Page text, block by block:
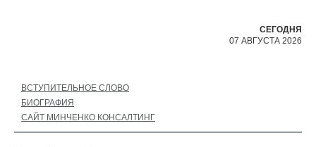
СЕГОДНЯ
07 АВГУСТА 2026
ВСТУПИТЕЛЬНОЕ СЛОВО
БИОГРАФИЯ
САЙТ МИНЧЕНКО КОНСАЛТИНГ